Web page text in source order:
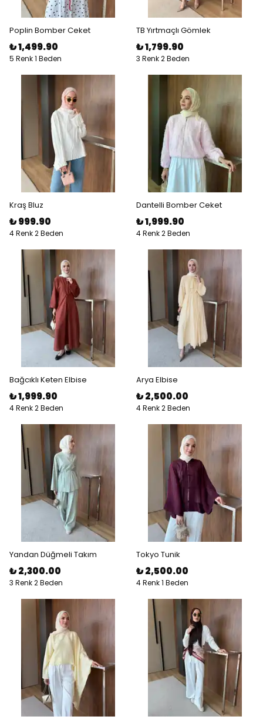
Poplin Bomber Ceket
₺ 1,499.90
5 Renk 1 Beden
TB Yırtmaçlı Gömlek
₺ 1,799.90
3 Renk 2 Beden
Kraş Bluz
₺ 999.90
4 Renk 2 Beden
Dantelli Bomber Ceket
₺ 1,999.90
4 Renk 2 Beden
Bağcıklı Keten Elbise
₺ 1,999.90
4 Renk 2 Beden
Arya Elbise
₺ 2,500.00
4 Renk 2 Beden
Yandan Düğmeli Takım
₺ 2,300.00
3 Renk 2 Beden
Tokyo Tunik
₺ 2,500.00
4 Renk 1 Beden